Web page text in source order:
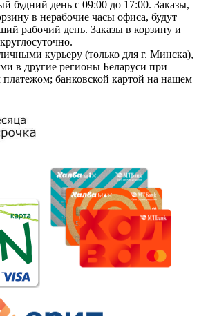
будний день с 09:00 до 17:00. Заказы,
в нерабочие часы офиса, будут
рабочий день. Заказы в корзину и
курьеру (только для г. Минска),
в другие регионы Беларуси при
банковской картой на нашем